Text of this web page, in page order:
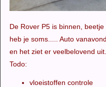
De Rover P5 is binnen,
heb je soms..... Auto
en het ziet er veelbelovend uit.
Todo:
vloeistoffen controle